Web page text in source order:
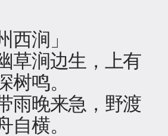
西涧」
草涧边生，上有
树鸣。
雨晚来急，野渡
自横。